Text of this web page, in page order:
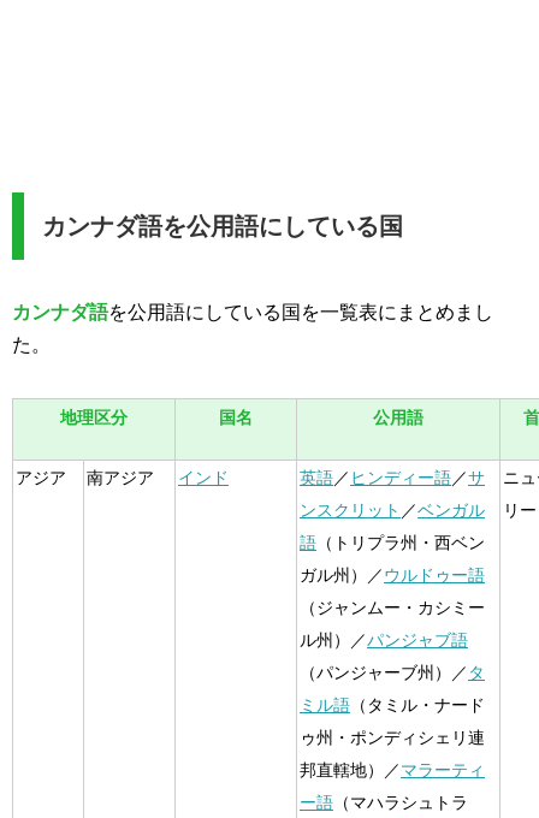
カンナダ語を公用語にしている国
カンナダ語を公用語にしている国を一覧表にまとめまし
た。
地理区分 国名 公用語
アジア 南アジア インド 英語／ ヒンディー語／サ
ンスクリット ／ベンガル
語 （トリプラ州・西ベン
ガル州）／ウルドゥー語
（ジャンムー・カシミー
ル州）／パンジャブ語
（パンジャーブ州）／ タ
ミル語 （タミル・ナード
ゥ州・ポンディシェリ連
邦直轄地）／マラーティ
ー語 （マハラシュトラ
ニ
リー